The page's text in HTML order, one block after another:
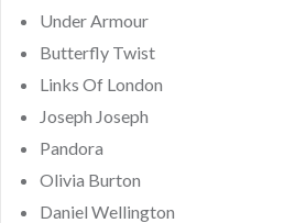
Under Armour
Butterfly Twist
Links Of London
Joseph Joseph
Pandora
Olivia Burton
Daniel Wellington